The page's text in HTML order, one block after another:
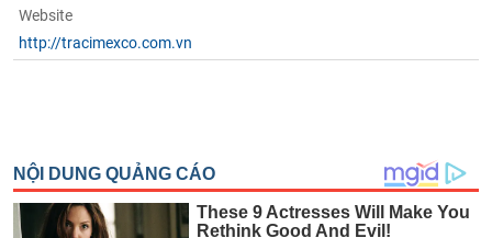
Website
http://tracimexco.com.vn